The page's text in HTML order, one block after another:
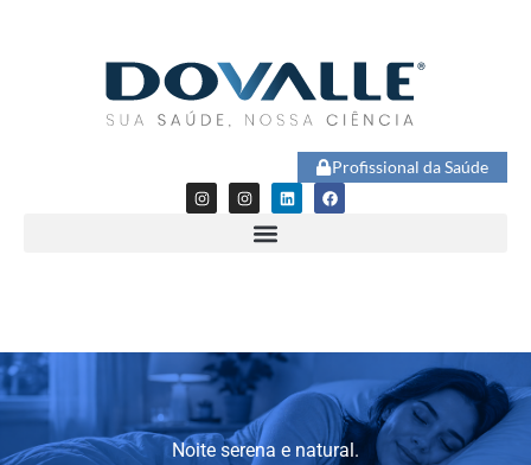
Profissional da Saúde
Noite serena e natural.